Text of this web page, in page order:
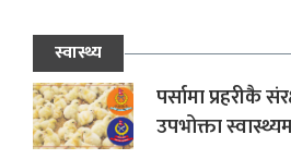
स्वास्थ्य
पर्सामा प्रहरीकै
उपभोक्ता